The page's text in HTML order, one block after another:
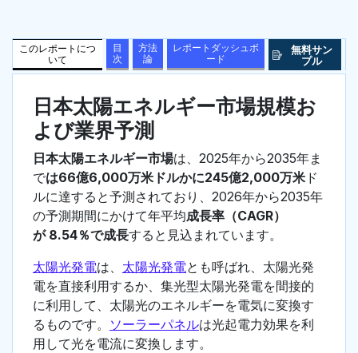
このレポートにつ
いて
目
次
方法
論
レポートダッシュボ
ード
無料サン
プル
日本太陽エネルギー市場規模お
よび業界予測
日本太陽エネルギー市場は、2025年から2035年ま
では66億6,000万米ドルかに245億2,000万米 ド
ルに達すると予測されており、2026年から2035年
の予測期間にかけて年平均成長率（CAGR）
が 8.54％で成長すると見込まれています。
太陽光発電は、 太陽光発電とも呼ばれ、太陽光発
電を直接利用するか、集光型太陽光発電を間接的
に利用して、太陽光のエネルギーを電気に変換す
るものです。 ソーラーパネルは光起電力効果を利
用して光を電流に変換します。